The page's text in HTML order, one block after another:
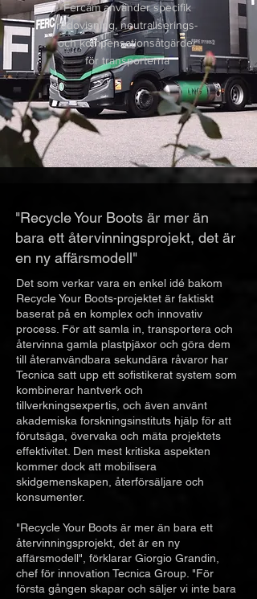
Fercam använder specifik
redovisning, neutraliserings-
och kompensationsåtgärder
för transporterna
"Recycle Your Boots är mer än
bara ett återvinningsprojekt, det är
en ny affärsmodell"
Det som verkar vara en enkel idé bakom
Recycle Your Boots-projektet är faktiskt
baserat på en komplex och innovativ
process. För att samla in, transportera och
återvinna gamla plastpjäxor och göra dem
till återanvändbara sekundära råvaror har
Tecnica satt upp ett sofistikerat system som
kombinerar hantverk och
tillverkningsexpertis, och även använt
akademiska forskningsinstituts hjälp för att
förutsäga, övervaka och mäta projektets
effektivitet. Den mest kritiska aspekten
kommer dock att mobilisera
skidgemenskapen, återförsäljare och
konsumenter.
"Recycle Your Boots är mer än bara ett
återvinningsprojekt, det är en ny
affärsmodell", förklarar Giorgio Grandin,
chef för innovation Tecnica Group. "För
första gången skapar och säljer vi inte bara